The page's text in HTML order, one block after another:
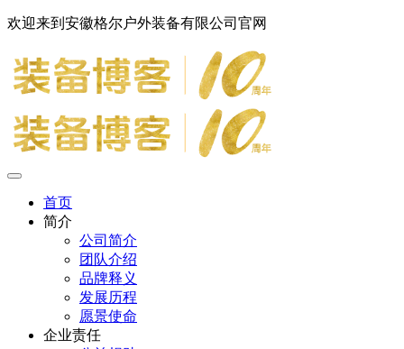
欢迎来到安徽格尔户外装备有限公司官网
首页
简介
公司简介
团队介绍
品牌释义
发展历程
愿景使命
企业责任